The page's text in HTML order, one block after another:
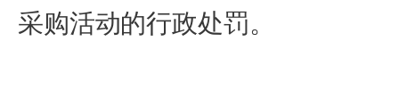
采购活动的行政处罚。